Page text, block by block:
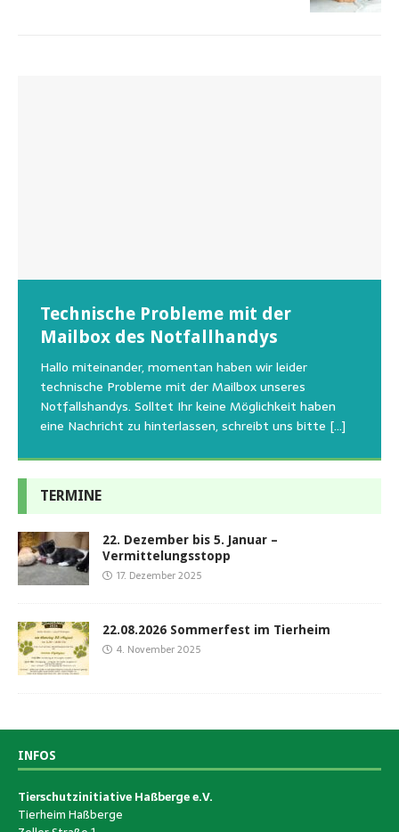
Technische Probleme mit der
Mailbox des Notfallhandys
Hallo miteinander, momentan haben wir leider
technische Probleme mit der Mailbox unseres
Notfallshandys. Solltet Ihr keine Möglichkeit haben
eine Nachricht zu hinterlassen, schreibt uns bitte […]
Beginn der Wildtierrettung
Aus aktuellem Anlass weisen wir darauf hin, dass die
Tierschutzinitiative Haßberge natürlich, wie auch in
den letzten 20 Jahren, immer noch für alle verwaisten
oder[…]
22.08.2026 Sommerfest im Tierheim
Wir bitten um Verständnis, dass am Tag vom
Sommerfest das Hundehaus zum Schutz unserer Tiere
geschlossen bleibt.Viele unserer Hunde erleben einen
emotionalen Stress bei Begegnung[…]
Wunschzettel unserer Fellnasen
Regelmäßig bekommen wir liebe Anfragen, wie man
uns am Besten unterstützen kann. Natürlich ziehen
die gesteigerten Kosten auch uns so richtig in die Knie
und[…]
TERMINE
22. Dezember bis 5. Januar –
Vermittelungsstopp
17. Dezember 2025
22.08.2026 Sommerfest im Tierheim
4. November 2025
INFOS
Tierschutzinitiative Haßberge e.V.
Tierheim Haßberge